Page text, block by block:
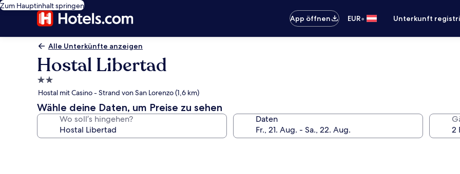
Zum Hauptinhalt springen
App öffnen
EUR• Unterkunft
Alle Unterkünfte anzeigen
Hostal Libertad
2.0-
Sterne-
Unterkunft
Hostal mit Casino - Strand von San Lorenzo (1,6 km)
Wähle deine Daten, um Preise zu sehen
Wo soll’s hingehen? Daten